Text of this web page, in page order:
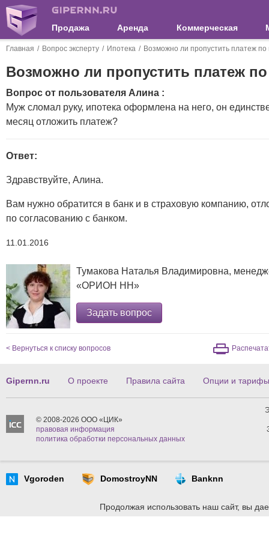
Продажа Аренда Коммерческая
Главная Вопрос эксперту Ипотека Возможно ли пропустить платеж
Возможно ли пропустить платеж
Вопрос от пользователя Алина :
Муж сломал руку, ипотека оформлена на него, он
месяц отложить платеж?
Ответ:
Здравствуйте, Алина.
Вам нужно обратится в банк и в страховую компанию,
по согласованию с банком.
11.01.2016
Тумакова Наталья Владимировна,
«ОРИОН НН»
Задать вопрос
< Вернуться к списку вопросов
Gipernn.ru О проекте Правила сайта Опции и тарифы
© 2008-2026 ООО «ЦИК»
правовая информация
политика обработки персональных данных
Vgoroden DomostroyNN Banknn
Продолжая использовать наш сайт, вы